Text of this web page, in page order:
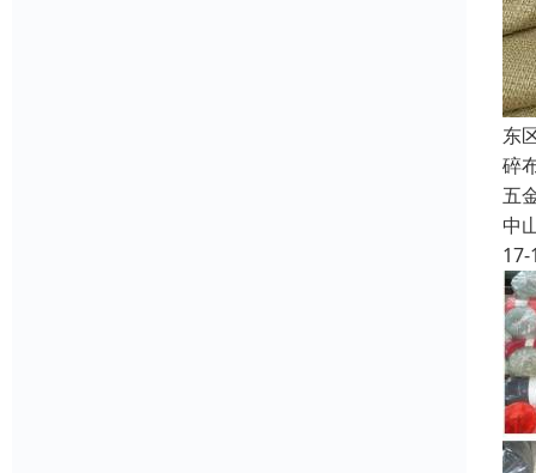
东
碎
五
中
17-